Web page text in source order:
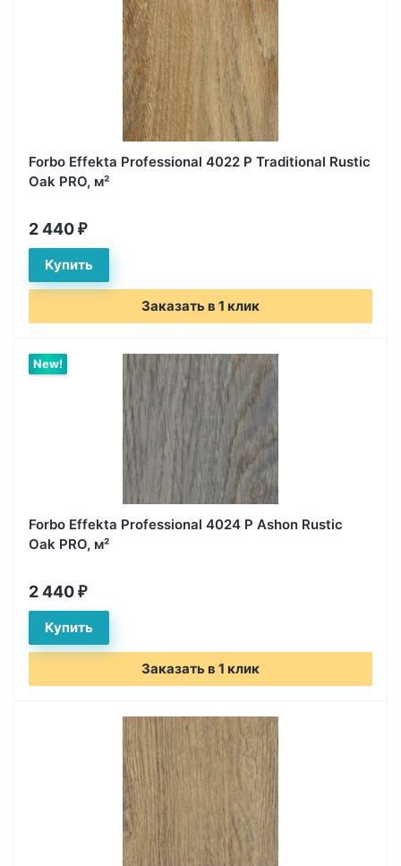
Forbo Effekta Professional 4022 P Traditional Rustic
Oak PRO, м²
2 440 ₽
Заказать в 1 клик
Forbo Effekta Professional 4024 P Ashon Rustic
Oak PRO, м²
2 440 ₽
Заказать в 1 клик
New!